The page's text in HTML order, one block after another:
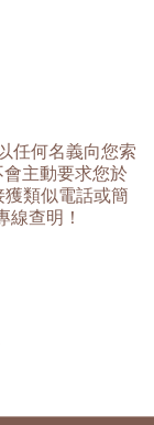
年的巴拿馬杯測
入世界的舞台，
脆弱的植物，根部
產量為常見咖啡
確的時間採收，產
多年冠軍，也在
拍賣會，讓這些
分為紅標（競
細細的研究其等級
任何名義向您索
主動要求您於
類似電話或簡
查明！